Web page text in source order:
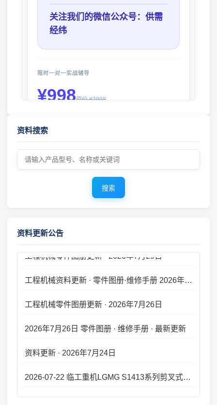
关注我们的微信公众号：供需
经纬
限时一对一实战辅导
¥998原价 ¥2998
您将获得：
✅找货与找供应商核心技巧
✅ 产品图片极速搜源
✅零件号与型号匹配方案
资料搜索
搜索
资料更新公告
工程机械资料库 · 更新公告 2026年8月5日
2026年8月1日 更新 工程机械零件图册 · 资料更新公告
工程机械零件图册更新 · 2026年7月29日